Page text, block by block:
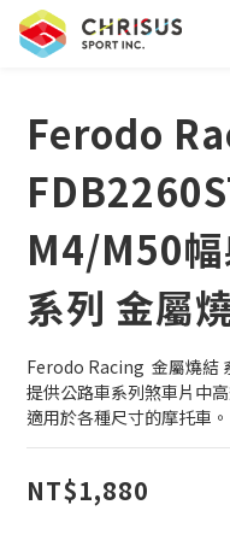
Ferodo
M4/M50
系列 金屬
Ferodo Racing  金屬燒結
提供公路車系列煞車片中
適用於各種尺寸的摩托車。
NT$1,880